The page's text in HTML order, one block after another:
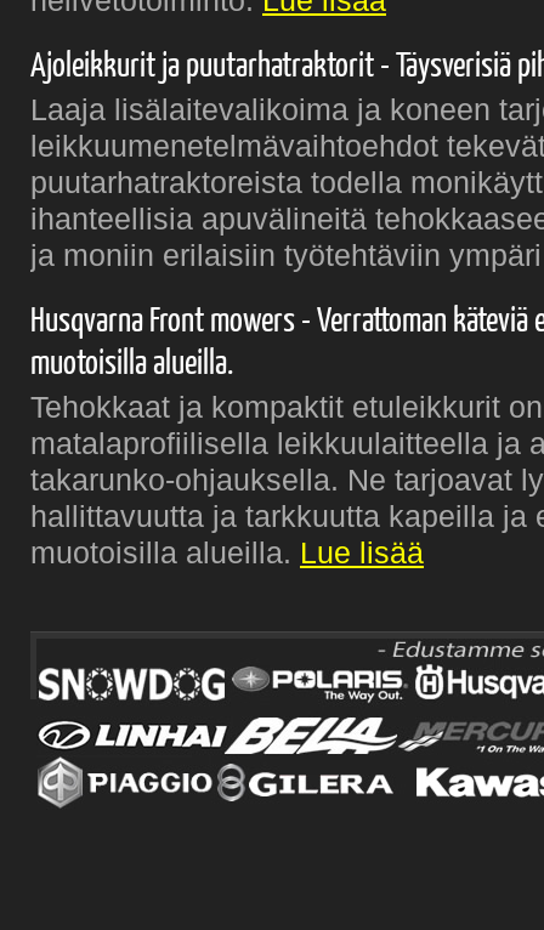
Ajoleikkurit ja puutarhatraktorit - Täysverisiä
Laaja lisälaitevalikoima ja koneen
leikkuumenetelmävaihtoehdot
puutarhatraktoreista todella
ihanteellisia apuvälineitä
ja moniin erilaisiin työtehtäviin
Husqvarna Front mowers - Verrattoman käteviä
muotoisilla alueilla.
Tehokkaat ja kompaktit etuleikkurit
matalaprofiilisella leikkuulaitteella ja
takarunko-ohjauksella. Ne tarjoavat
hallittavuutta ja tarkkuutta kapeilla ja
muotoisilla alueilla. Lue lisää